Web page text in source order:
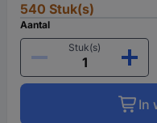
540 Stuk(s)
Aantal
Stuk(s)
In